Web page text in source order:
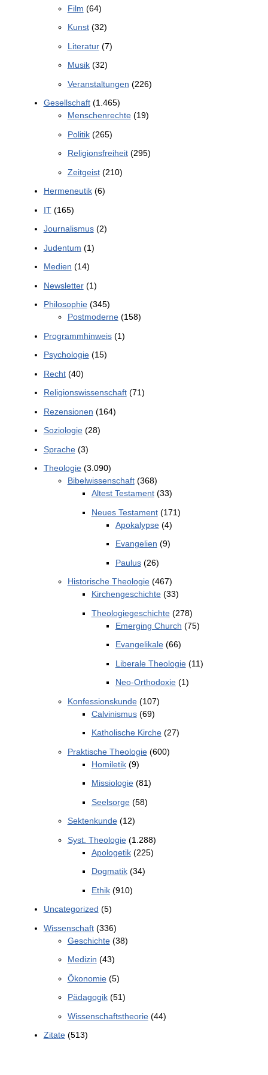
Film (64)
Kunst(32)
Literatur(7)
Musik(32)
Veranstaltungen (226)
Gesellschaft(1.465)
Menschenrechte(19)
Politik(265)
Religionsfreiheit(295)
Zeitgeist(210)
Hermeneutik(6)
IT(165)
Journalismus(2)
Judentum (1)
Medien (14)
Newsletter(1)
Philosophie(345)
Postmoderne(158)
Programmhinweis(1)
Psychologie(15)
Recht(40)
Religionswissenschaft(71)
Rezensionen (164)
Soziologie(28)
Sprache(3)
Theologie(3.090)
Bibelwissenschaft(368)
Altest Testament(33)
Neues Testament(171)
Apokalypse(4)
Evangelien (9)
Paulus(26)
Historische Theologie(467)
Kirchengeschichte(33)
Theologiegeschichte(278)
Emerging Church (75)
Evangelikale(66)
Liberale Theologie(11)
Neo-Orthodoxie(1)
Konfessionskunde(107)
Calvinismus(69)
Katholische Kirche(27)
Praktische Theologie(600)
Homiletik(9)
Missiologie(81)
Seelsorge(58)
Sektenkunde(12)
Syst. Theologie(1.288)
Apologetik(225)
Dogmatik(34)
Ethik(910)
Uncategorized (5)
Wissenschaft(336)
Geschichte(38)
Medizin (43)
Ökonomie(5)
Pädagogik(51)
Wissenschaftstheorie(44)
Zitate(513)